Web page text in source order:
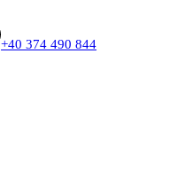
+40 374 490 844